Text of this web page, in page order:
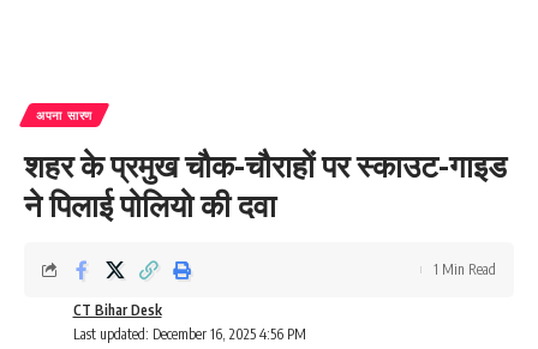
अपना सारण
शहर के प्रमुख चौक-चौराहों पर स्काउट-गाइड
ने पिलाई पोलियो की दवा
Last updated: December 16, 2025 4:56 PM
CT Bihar Desk
1 Min Read